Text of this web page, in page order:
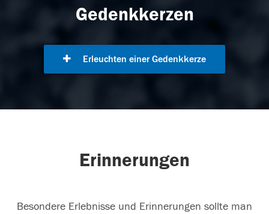
Gedenkkerzen
Erleuchten einer Gedenkkerze
Erinnerungen
Besondere Erlebnisse und Erinnerungen sollte man